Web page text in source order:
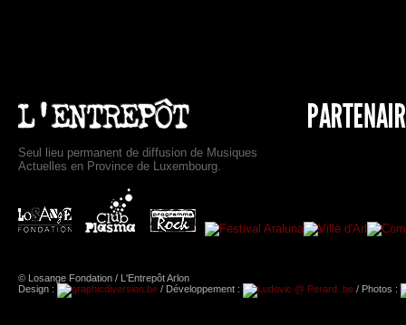
Seul lieu permanent de diffusion de Musiques
Actuelles en Province de Luxembourg.
© Losange Fondation / L'Entrepôt Arlon
Design :
/ Développement : / Photos :